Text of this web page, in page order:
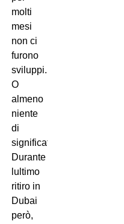
molti
mesi
non ci
furono
sviluppi.
O
almeno
niente
di
significativo.
Durante
lultimo
ritiro in
Dubai
però,